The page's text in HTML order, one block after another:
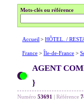
Mots-clés ou référence
Accueil > HÔTEL. /
France > Île-de-France >
AGENT
}
Numéro 53691 | Référence